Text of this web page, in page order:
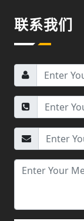
联系我们